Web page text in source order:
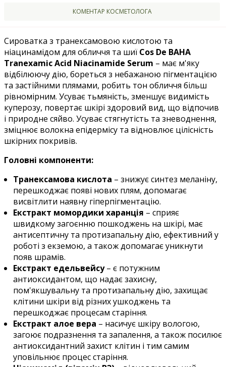
КОМЕНТАР КОСМЕТОЛОГА
Сироватка з транексамовою кислотою та
ніацинамідом для обличчя та шиї Cos De BAHA
Tranexamic Acid Niacinamide Serum – має м'яку
відбілюючу дію, бореться з небажаною пігментацією
та застійними плямами, робить тон обличчя більш
рівномірним. Усуває тьмяність, зменшує видимість
куперозу, повертає шкірі здоровий вид, що відпочив
і природне сяйво. Усуває стягнутість та зневоднення,
зміцнює волокна епідермісу та відновлює цілісність
шкірних покривів.
Головні компоненти:
Транексамова кислота – знижує синтез меланіну,
перешкоджає появі нових плям, допомагає
висвітлити наявну гіперпігментацію.
Екстракт момордики харанція – сприяє
швидкому загоєнню пошкоджень на шкірі, має
антисептичну та протизапальну дію, ефективний у
роботі з екземою, а також допомагає уникнути
появ шрамів.
Екстракт едельвейсу– є потужним
антиоксидантом, що надає захисну,
пом'якшувальну та протизапальну дію, захищає
клітини шкіри від різних ушкоджень та
перешкоджає процесам старіння.
Екстракт алое вера – насичує шкіру вологою,
загоює подразнення та запалення, а також посилює
антиоксидантний захист клітин і тим самим
уповільнює процес старіння.